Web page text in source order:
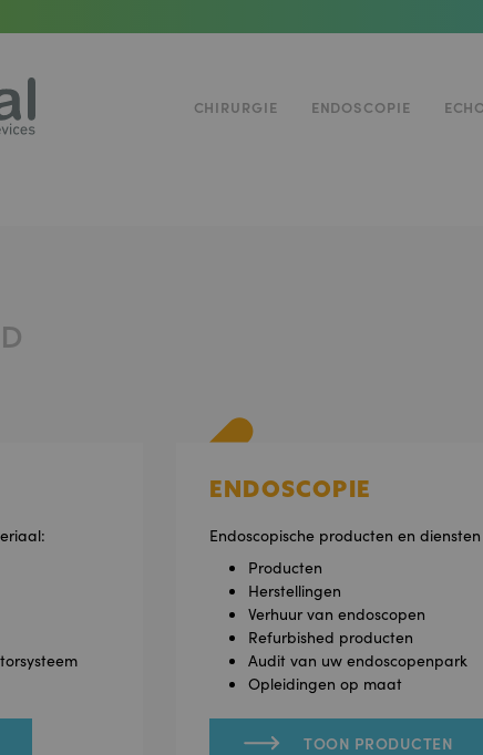
Hoofdnavigatie
CHIRURGIE ENDOSCOPIE
ENDOSCOPIE
Endoscopische producten en
Producten
Herstellingen
Verhuur van endoscopen
Refurbished producten
Audit van uw endoscopenpark
Opleidingen op maat
TOON PRODUCTEN